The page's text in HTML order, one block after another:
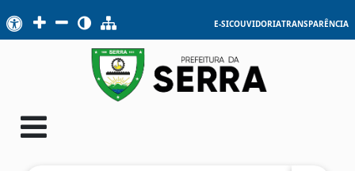
E-SICOUVIDORIATRANSPARÊNCIA